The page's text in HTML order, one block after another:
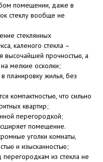
помещении, даже в
стеклу вообще не
стеклянных
каленого стекла –
высочайшей прочностью, а
мелкие осколки;
планировку жилья, без
компактностью, что сильно
квартир;
перегородкой;
помещение.
уголки комнаты,
и изысканностью;
перегородкам из стекла не